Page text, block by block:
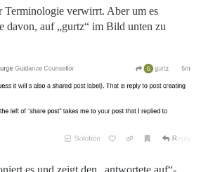
verwirrt. Aber um es
davon, auf „gurtz“ im Bild unten zu